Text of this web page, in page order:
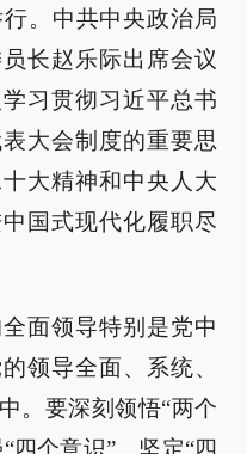
。中共中央政治局
长赵乐际出席会议
习贯彻习近平总书
大会制度的重要思
大精神和中央人大
国式现代化履职尽
面领导特别是党中
领导全面、系统、
。要深刻领悟“两个
四个意识”、坚定“四